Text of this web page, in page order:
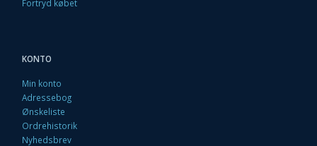
Fortryd købet
KONTO
Min konto
Adressebog
Ønskeliste
Ordrehistorik
Nyhedsbrev